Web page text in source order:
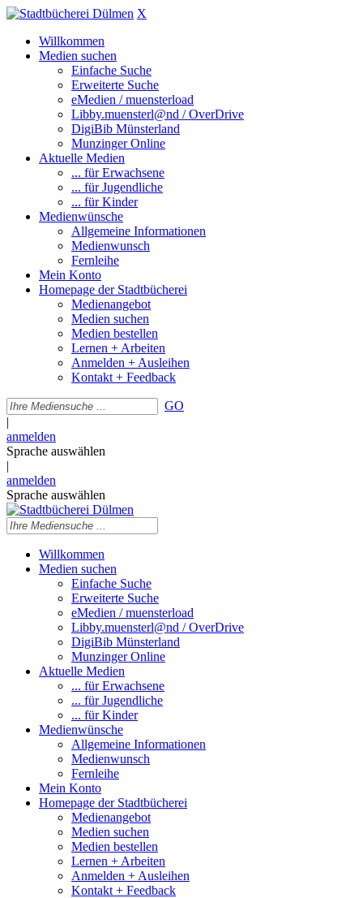
X
Willkommen
Medien suchen
Einfache Suche
Erweiterte Suche
eMedien / muensterload
Libby.muensterl@nd / OverDrive
DigiBib Münsterland
Munzinger Online
Aktuelle Medien
... für Erwachsene
... für Jugendliche
... für Kinder
Medienwünsche
Allgemeine Informationen
Medienwunsch
Fernleihe
Mein Konto
Homepage der Stadtbücherei
Medienangebot
Medien suchen
Medien bestellen
Lernen + Arbeiten
Anmelden + Ausleihen
Kontakt + Feedback
GO
|
anmelden
Sprache auswählen
|
anmelden
Sprache auswählen
Willkommen
Medien suchen
Einfache Suche
Erweiterte Suche
eMedien / muensterload
Libby.muensterl@nd / OverDrive
DigiBib Münsterland
Munzinger Online
Aktuelle Medien
... für Erwachsene
... für Jugendliche
... für Kinder
Medienwünsche
Allgemeine Informationen
Medienwunsch
Fernleihe
Mein Konto
Homepage der Stadtbücherei
Medienangebot
Medien suchen
Medien bestellen
Lernen + Arbeiten
Anmelden + Ausleihen
Kontakt + Feedback